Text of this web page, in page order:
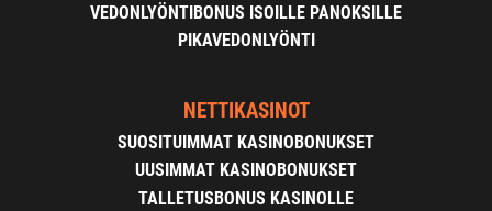
VEDONLYÖNTIBONUS ISOILLE PANOKSILLE
PIKAVEDONLYÖNTI
NETTIKASINOT
SUOSITUIMMAT KASINOBONUKSET
UUSIMMAT KASINOBONUKSET
TALLETUSBONUS KASINOLLE